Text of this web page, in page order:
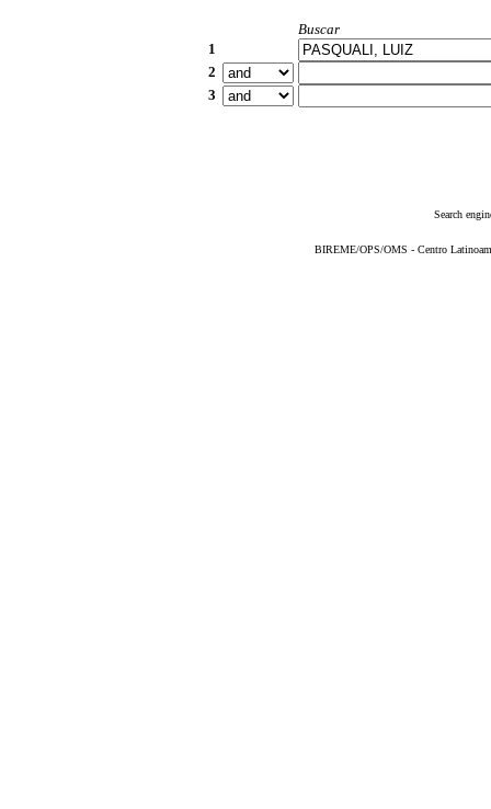
Buscar
1
2
3
Search
BIREME/OPS/OMS - Centro